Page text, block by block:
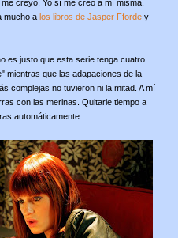
creyó. Yo sí me creo a mí misma,
mucho a los libros de Jasper Fforde y
es justo que esta serie tenga cuatro
mientras que las adapaciones de la
complejas no tuvieron ni la mitad. A mí
con las merinas. Quitarle tiempo a
automáticamente.